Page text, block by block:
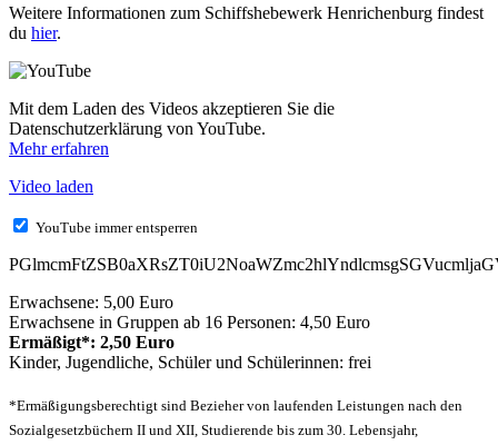
Weitere Informationen zum Schiffshebewerk Henrichenburg findest
du hier.
Mit dem Laden des Videos akzeptieren Sie die
Datenschutzerklärung von YouTube.
Mehr erfahren
Video laden
YouTube immer entsperren
Erwachsene: 5,00 Euro
Erwachsene in Gruppen ab 16 Personen: 4,50 Euro
Ermäßigt*: 2,50 Euro
Kinder, Jugendliche, Schüler und Schülerinnen: frei
*Ermäßigungsberechtigt sind Bezieher von laufenden Leistungen nach den
Sozialgesetzbüchern II und XII, Studierende bis zum 30. Lebensjahr,